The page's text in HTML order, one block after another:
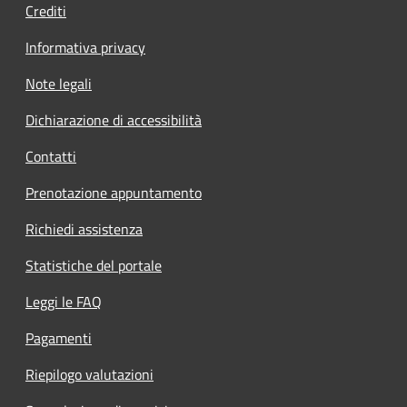
Crediti
Informativa privacy
Note legali
Dichiarazione di accessibilità
Contatti
Prenotazione appuntamento
Richiedi assistenza
Statistiche del portale
Leggi le FAQ
Pagamenti
Riepilogo valutazioni